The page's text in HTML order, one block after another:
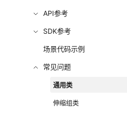
API参考
SDK参考
场景代码示例
常见问题
通用类
伸缩组类